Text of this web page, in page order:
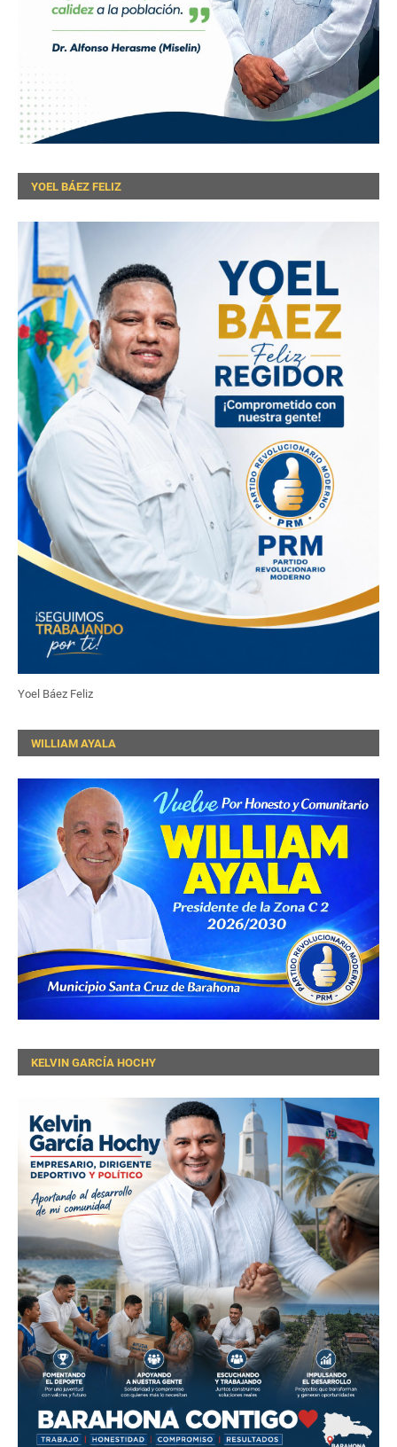
YOEL BÁEZ FELIZ
Yoel Báez Feliz
WILLIAM AYALA
KELVIN GARCÍA HOCHY